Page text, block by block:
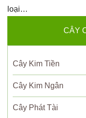
loại…
CÂY
Cây Kim Tiền
Cây Kim Ngân
Cây Phát Tài